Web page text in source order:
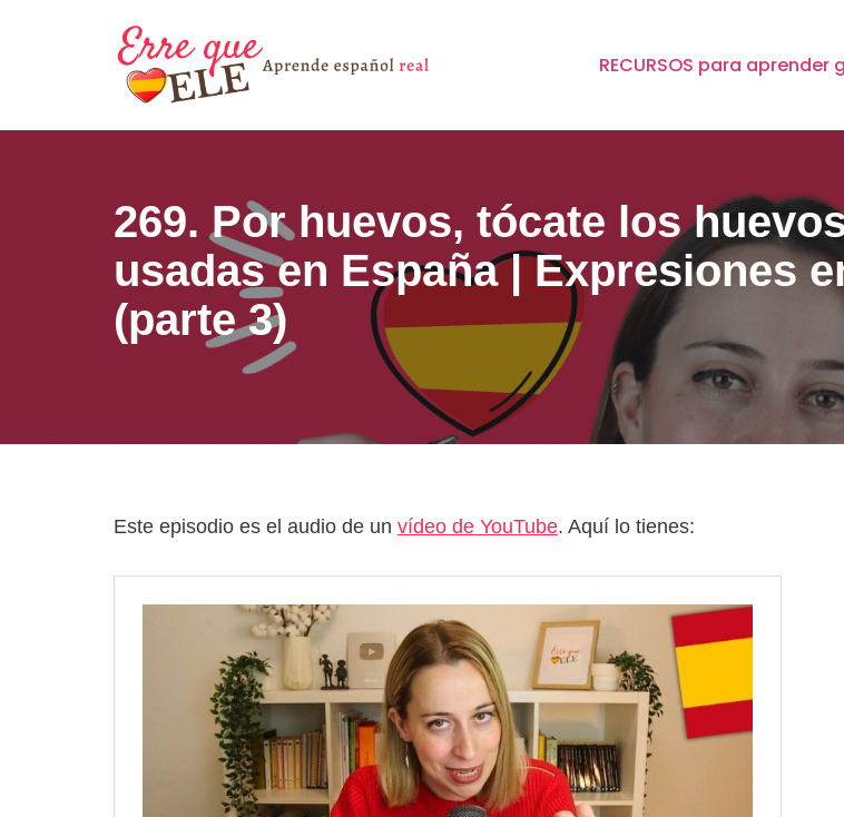
contenido
RECURSOS para aprender
269. Por huevos, tócate los
usadas en España | Expresiones
(parte 3)
Este episodio es el audio de un vídeo de YouTube. Aquí lo tienes: